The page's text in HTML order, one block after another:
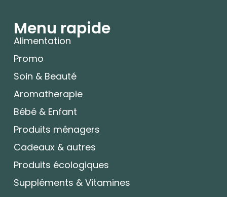
Menu rapide
Alimentation
Promo
Soin & Beauté
Aromatherapie
Bébé & Enfant
Produits ménagers
Cadeaux & autres
Produits écologiques
Suppléments & Vitamines